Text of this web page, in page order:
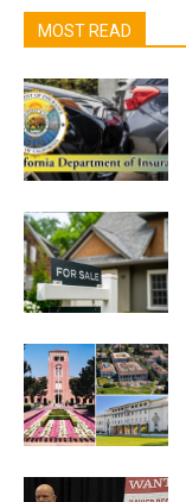
MOST READ